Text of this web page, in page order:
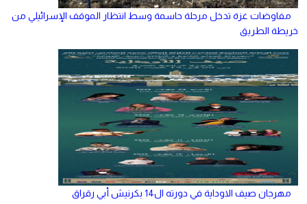
مفاوضات غزة تدخل مرحلة حاسمة وسط انتظار الموقف الإسرائيلي من
خريطة الطريق
مهرجان صيف الاوداية في دورته ال14 بكرنيش أبي رقراق